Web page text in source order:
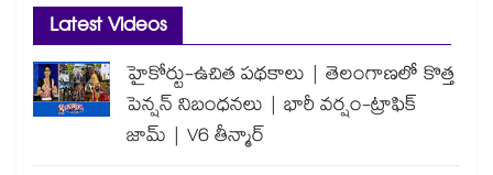
Latest Videos
హైకోర్టు-ఉచిత పథకాలు | తెలంగాణలో కొత్త
పెన్షన్ నిబంధనలు | భారీ వర్షం-ట్రాఫిక్
జామ్ | V6 తీన్మార్